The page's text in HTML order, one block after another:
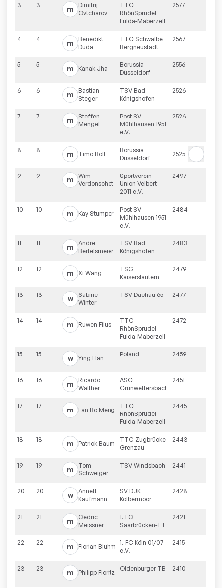
3 3 m
Dimitrij
Ovtcharov
TTC
RhönSprudel
Fulda-Maberzell
2577
4 4 m
Benedikt
Duda
TTC Schwalbe
Bergneustadt
2567
5 5 m Kanak Jha
Borussia
Düsseldorf
2556
6 6 m
Bastian
Steger
TSV Bad
Königshofen
2526
7 7 m
Steffen
Mengel
Post SV
Mühlhausen 1951
e.V.
2526
8 8 m Timo Boll
Borussia
Düsseldorf
2525
9 9 m
Wim
Verdonschot
Sportverein
Union Velbert
2011 e.V.
2497
10 10 m Kay Stumper
Post SV
Mühlhausen 1951
e.V.
2484
11 11 m
Andre
Bertelsmeier
TSV Bad
Königshofen
2483
12 12 m Xi Wang
TSG
Kaiserslautern
2479
13 13 w
Sabine
Winter
TSV Dachau 65 2477
14 14 m Ruwen Filus
TTC
RhönSprudel
Fulda-Maberzell
2472
15 15 w Ying Han
Poland 2459
16 16 m
Ricardo
Walther
ASC
Grünwettersbach
2451
17 17 m Fan Bo Meng
TTC
RhönSprudel
Fulda-Maberzell
2445
18 18 m Patrick Baum
TTC Zugbrücke
Grenzau
2443
19 19 m
Tom
Schweiger
TSV Windsbach 2441
20 20 w
Annett
Kaufmann
SV DJK
Kolbermoor
2428
21 21 m
Cedric
Meissner
1. FC
Saarbrücken-TT
2421
22 22 m Florian Bluhm
1. FC Köln 01/07
e.V.
2415
23 23 m Philipp Floritz
Oldenburger TB 2410